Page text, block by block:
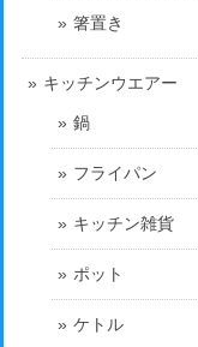
箸置き
キッチンウエアー
鍋
フライパン
キッチン雑貨
ポット
ケトル